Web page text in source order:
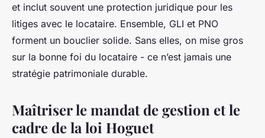
et inclut souvent une protection juridique pour les
litiges avec le locataire. Ensemble, GLI et PNO
forment un bouclier solide. Sans elles, on mise gros
sur la bonne foi du locataire - ce n’est jamais une
stratégie patrimoniale durable.
Maîtriser le mandat de gestion et le
cadre de la loi Hoguet